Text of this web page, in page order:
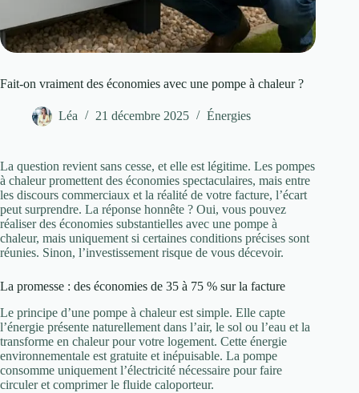
Fait-on vraiment des économies avec une pompe à chaleur ?
Léa 21 décembre 2025 Énergies
La question revient sans cesse, et elle est légitime. Les pompes
à chaleur promettent des économies spectaculaires, mais entre
les discours commerciaux et la réalité de votre facture, l’écart
peut surprendre. La réponse honnête ? Oui, vous pouvez
réaliser des économies substantielles avec une pompe à
chaleur, mais uniquement si certaines conditions précises sont
réunies. Sinon, l’investissement risque de vous décevoir.
La promesse : des économies de 35 à 75 % sur la facture
Le principe d’une pompe à chaleur est simple. Elle capte
l’énergie présente naturellement dans l’air, le sol ou l’eau et la
transforme en chaleur pour votre logement. Cette énergie
environnementale est gratuite et inépuisable. La pompe
consomme uniquement l’électricité nécessaire pour faire
circuler et comprimer le fluide caloporteur.